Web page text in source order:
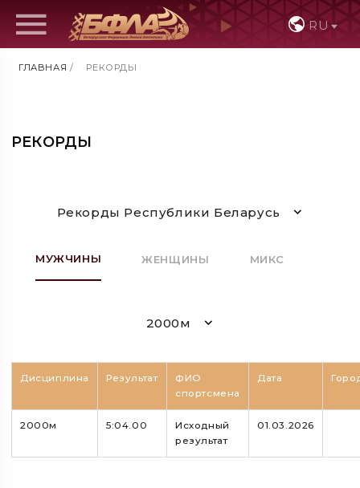
RU
ГЛАВНАЯ / РЕКОРДЫ
РЕКОРДЫ
Рекорды Республики Беларусь
МУЖЧИНЫ ЖЕНЩИНЫ МИКС
2000м
Дисциплина Результат
ФИО
спортсмена
Дата
2000м 5:04.00
Исходный
результат
01.03.2026